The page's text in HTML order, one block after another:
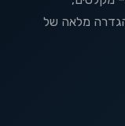
מלאה של